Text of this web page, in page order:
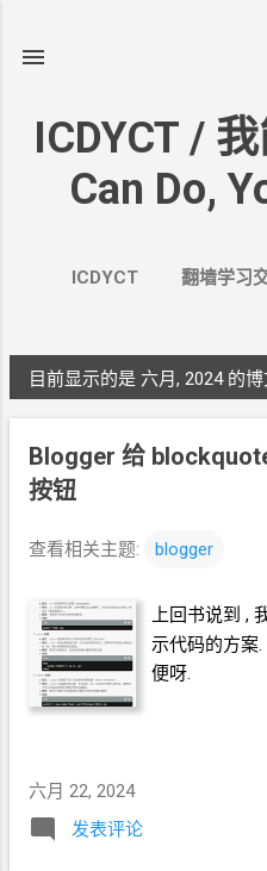
ICDYCT /
Can Do,
ICDYCT 翻墙学习
博
目前显示的是 六月, 2024 的
Blogger 给
按钮
查看相关主题: blogger
上回书说到 ,
示代码的方案
便呀.
六月 22, 2024
发表评论